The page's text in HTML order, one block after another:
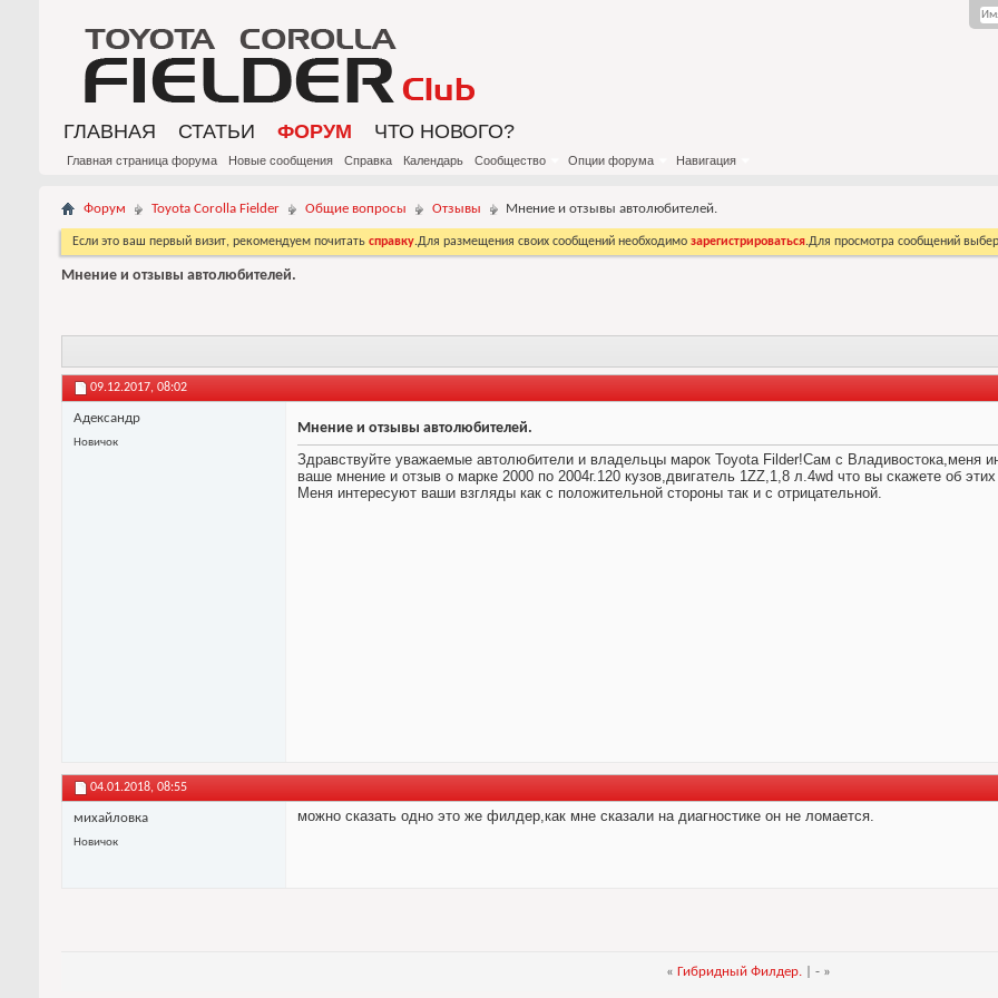
ГЛАВНАЯ СТАТЬИ ФОРУМ
Главная страница форума Новые сообщения Справка Календарь Сообщество Опции форума Навигация
ЧТО НОВОГО?
Форум Toyota Corolla Fielder Общие вопросы Отзывы Мнение и отзывы автолюбителей.
Если это ваш первый визит, рекомендуем почитать справку.Для размещения своих сообщений необходимо зарегистрироваться.Для просмотра сообщений
Мнение и отзывы автолюбителей.
09.12.2017, 08:02
Адександр
Новичок
Мнение и отзывы автолюбителей.
Здравствуйте уважаемые автолюбители и владельцы марок Toyota Filder!Сам с Владивостока,меня
ваше мнение и отзыв о марке 2000 по 2004г.120 кузов,двигатель 1ZZ,1,8 л.4wd что вы скажете об
Меня интересуют ваши взгляды как с положительной стороны так и с отрицательной.
04.01.2018, 08:55
михайловка
Новичок
можно сказать одно это же филдер,как мне сказали на диагностике он не ломается.
« Гибридный Филдер. | - »